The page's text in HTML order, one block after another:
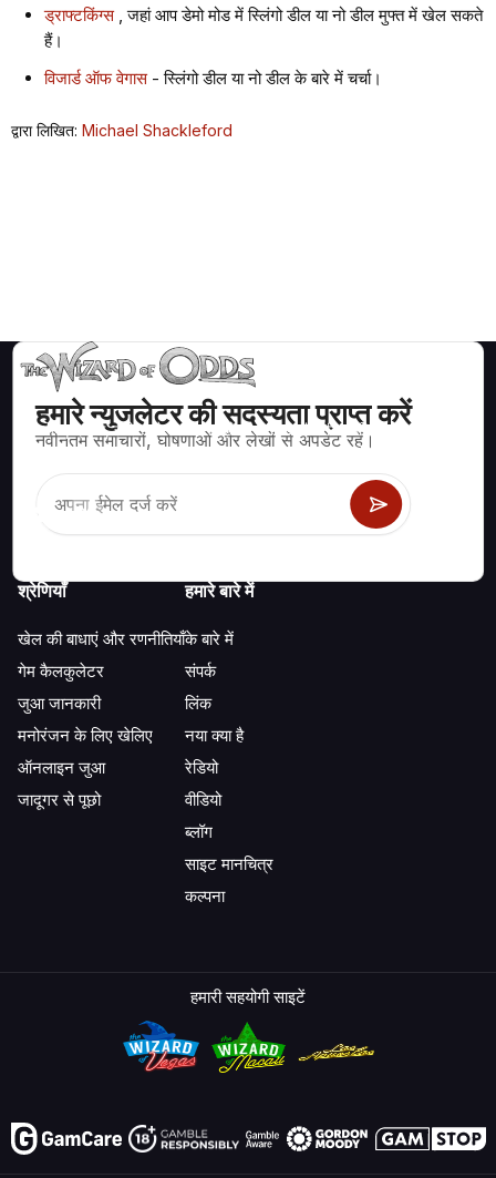
ड्राफ्टकिंग्स, जहां आप डेमो मोड में स्लिंगो डील या नो डील मुफ्त में खेल सकते
हैं।
विजार्ड ऑफ वेगास- स्लिंगो डील या नो डील के बारे में चर्चा।
द्वारा लिखित: Michael Shackleford
हमारे न्युजलेटर की सदस्यता प्राप्त करें
नवीनतम समाचारों, घोषणाओं और लेखों से अपडेट रहें।
ब्लैकजैक, क्रेप्स, रूलेट और अन्य सैकड़ों कैसीनो खेलों के लिए गणितीय रूप से सही
श्रेणियाँ
खेल की बाधाएं और रणनीतियाँ
गेम कैलकुलेटर
जुआ जानकारी
मनोरंजन के लिए खेलिए
ऑनलाइन जुआ
जादूगर से पूछो
हमारे बारे में
के बारे में
संपर्क
लिंक
नया क्या है
रेडियो
वीडियो
ब्लॉग
साइट मानचित्र
कल्पना
हमारी सहयोगी साइटें